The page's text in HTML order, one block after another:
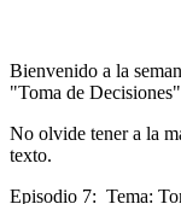
Bienvenido a la
"Toma de Decisiones"
No olvide tener a la
texto.
Episodio 7: Tema: